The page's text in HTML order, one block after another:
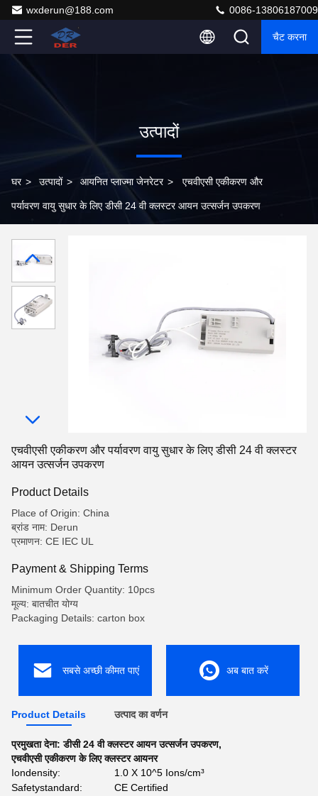
wxderun@188.com 0086-13806187009
चैट करना
उत्पादों
घर > उत्पादों > आयनित प्लाज्मा जेनरेटर > एचवीएसी एकीकरण और
पर्यावरण वायु सुधार के लिए डीसी 24 वी क्लस्टर आयन उत्सर्जन उपकरण
एचवीएसी एकीकरण और पर्यावरण वायु सुधार के लिए डीसी 24 वी क्लस्टर
आयन उत्सर्जन उपकरण
Product Details
Place of Origin: China
ब्रांड नाम: Derun
प्रमाणन: CE IEC UL
Payment & Shipping Terms
Minimum Order Quantity: 10pcs
मूल्य: बातचीत योग्य
Packaging Details: carton box
सबसे अच्छी कीमत पाएं अब बात करें
Product Details उत्पाद का वर्णन
प्रमुखता देना:डीसी 24 वी क्लस्टर आयन उत्सर्जन उपकरण,
एचवीएसी एकीकरण के लिए क्लस्टर आयनर
Iondensity:
1.0 X 10^5 Ions/cm³
Safetystandard:
CE Certified